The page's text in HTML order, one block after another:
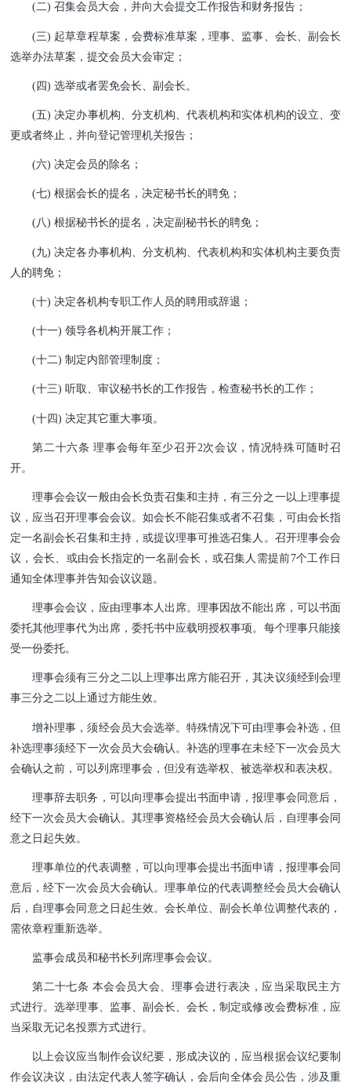
(二) 召集会员大会，并向大会提交工作报告和财务报告；
(三) 起草章程草案，会费标准草案，理事、监事、会长、副会长
选举办法草案，提交会员大会审定；
(四) 选举或者罢免会长、副会长。
(五) 决定办事机构、分支机构、代表机构和实体机构的设立、变
更或者终止，并向登记管理机关报告；
(六) 决定会员的除名；
(七) 根据会长的提名，决定秘书长的聘免；
(八) 根据秘书长的提名，决定副秘书长的聘免；
(九) 决定各办事机构、分支机构、代表机构和实体机构主要负责
人的聘免；
(十) 决定各机构专职工作人员的聘用或辞退；
(十一) 领导各机构开展工作；
(十二) 制定内部管理制度；
(十三) 听取、审议秘书长的工作报告，检查秘书长的工作；
(十四) 决定其它重大事项。
第二十六条 理事会每年至少召开2次会议，情况特殊可随时召
开。
理事会会议一般由会长负责召集和主持，有三分之一以上理事提
议，应当召开理事会会议。如会长不能召集或者不召集，可由会长指
定一名副会长召集和主持，或提议理事可推选召集人。召开理事会会
议，会长、或由会长指定的一名副会长，或召集人需提前7个工作日
通知全体理事并告知会议议题。
理事会会议，应由理事本人出席。理事因故不能出席，可以书面
委托其他理事代为出席，委托书中应载明授权事项。 每个理事只能接
受一份委托。
理事会须有三分之二以上理事出席方能召开，其决议须经到会理
事三分之二以上通过方能生效。
增补理事，须经会员大会选举。特殊情况下可由理事会补选，但
补选理事须经下一次会员大会确认。补选的理事在未经下一次会员大
会确认之前，可以列席理事会，但没有选举权、被选举权和表决权。
理事辞去职务，可以向理事会提出书面申请，报理事会同意后，
经下一次会员大会确认。其理事资格经会员大会确认 后，自理事会同
意之日起失效。
理事单位的代表调整，可以向理事会提出书面申请，报理事会同
意后，经下一次会员大会确认。理事单位的代表调整经会员大会确认
后，自理事会同意之日起生效。会长单位、副会长单位调整代表的，
需依章程重新选举。
监事会成员和秘书长列席理事会会议。
第二十七条 本会会员大会、理事会进行表决，应当采取民主方
式进行。选举理事、监事、副会长、会长，制定或修改会费标准，应
当采取无记名投票方式进行。
以上会议应当制作会议纪要，形成决议的，应当根据会议纪要制
作会议决议，由法定代表人签字确认，会后向全体会员公告，涉及重